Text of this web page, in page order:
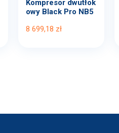
Kompresor dwutłok
owy Black Pro NB5
8 699,18 zł